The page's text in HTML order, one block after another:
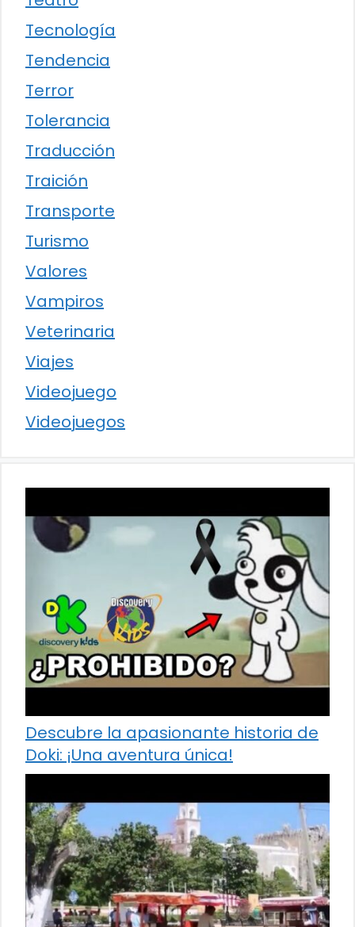
Tecnología
Tendencia
Terror
Tolerancia
Traducción
Traición
Transporte
Turismo
Valores
Vampiros
Veterinaria
Viajes
Videojuego
Videojuegos
Descubre la apasionante historia de
Doki: ¡Una aventura única!